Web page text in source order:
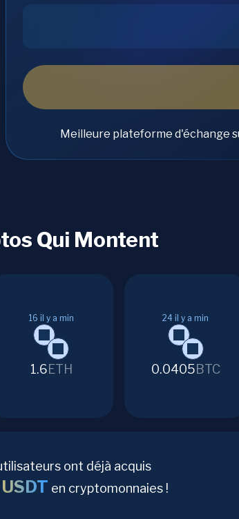
Meilleure plateforme d'échange
Qui Montent
16 il y a min
1.6ETH
24 il y a min
0.0405BTC
ont déjà acquis
USDT en cryptomonnaies !